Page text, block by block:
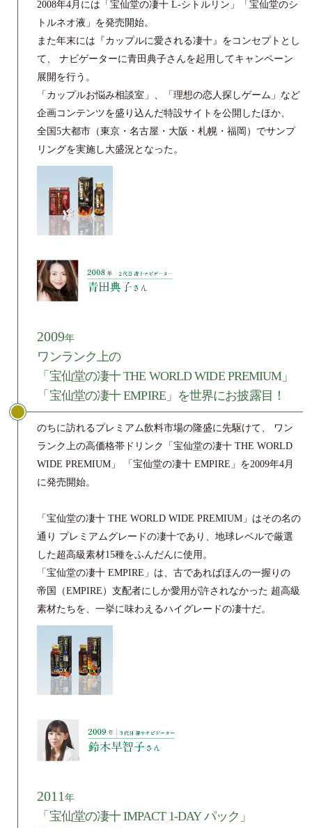
2008年4月には「宝仙堂の凄十 L-シトルリン」「宝仙堂のシ
トルネオ液」を発売開始。
また年末には『カップルに愛される凄十』をコンセプトとし
て、
ナビゲーターに青田典子さんを起用してキャンペーン
展開を行う。
「カップルお悩み相談室」、「理想の恋人探しゲーム」など
企画コンテンツを盛り込んだ特設サイトを公開したほか、
全国5大都市（東京・名古屋・大阪・札幌・福岡）でサンプ
リングを実施し大盛況となった。
2009年
ワンランク上の
「宝仙堂の凄十 THE WORLD WIDE PREMIUM」
「宝仙堂の凄十 EMPIRE」を世界にお披露目！
のちに訪れるプレミアム飲料市場の隆盛に先駆けて、
ワン
ランク上の高価格帯ドリンク「宝仙堂の凄十 THE WORLD
WIDE PREMIUM」
「宝仙堂の凄十 EMPIRE」を2009年4月
に発売開始。
「宝仙堂の凄十 THE WORLD WIDE PREMIUM」はその名の
通り プレミアムグレードの凄十であり、地球レベルで厳選
した超高級素材15種をふんだんに使用。
「宝仙堂の凄十 EMPIRE」は、古であればほんの一握りの
帝国（EMPIRE）支配者にしか愛用が許されなかった 超高級
素材たちを、一挙に味わえるハイグレードの凄十だ。
2011年
「宝仙堂の凄十 IMPACT 1-DAY パック」